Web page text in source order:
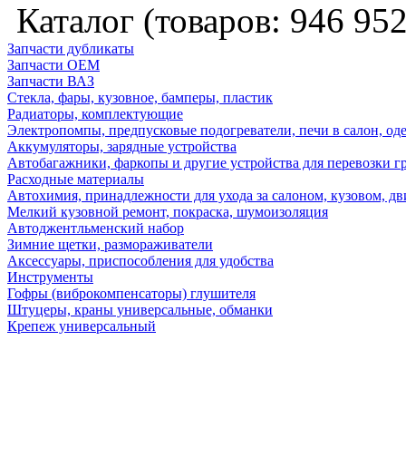
Каталог (товаров: 946
Запчасти дубликаты
Запчасти ОЕМ
Запчасти ВАЗ
Стекла, фары, кузовное, бамперы, пластик
Радиаторы, комплектующие
Электропомпы, предпусковые подогреватели, печи в салон,
Аккумуляторы, зарядные устройства
Автобагажники, фаркопы и другие устройства для перевозки
Расходные материалы
Автохимия, принадлежности для ухода за салоном, кузовом,
Мелкий кузовной ремонт, покраска, шумоизоляция
Автоджентльменский набор
Зимние щетки, размораживатели
Аксессуары, приспособления для удобства
Инструменты
Гофры (виброкомпенсаторы) глушителя
Штуцеры, краны универсальные, обманки
Крепеж универсальный